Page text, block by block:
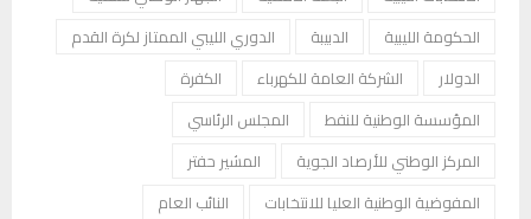
الحكومة الليبية
الدبيبة
الدوري الليبي الممتاز لكرة القدم
الدولار
الشركة العامة للكهرباء
الكفرة
المؤسسة الوطنية للنفط
المجلس الرئاسي
المركز الوطني للأرصاد الجوية
المشير حفتر
المفوضية الوطنية العليا للانتخابات
النائب العام